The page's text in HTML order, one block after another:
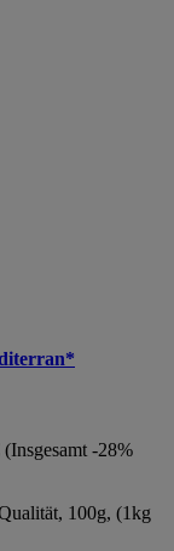
-28%
100g, (1kg